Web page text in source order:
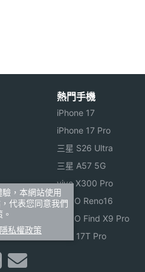
熱門手機
iPhone 17
iPhone 17 Pro
三星 S26 Ultra
三星 A57 5G
vivo X300 Pro
OPPO Reno16
OPPO Find X9 Pro
小米 17T Pro
，本網站使用
代表您同意我們
私權政策